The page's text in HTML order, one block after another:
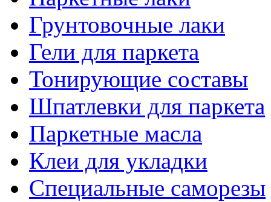
Грунтовочные лаки
Гели для паркета
Тонирующие составы
Шпатлевки для паркета
Паркетные масла
Клеи для укладки
Специальные саморезы